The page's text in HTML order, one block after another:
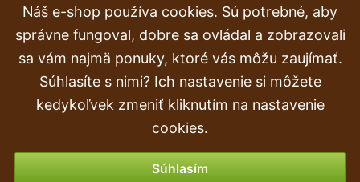
Reklamácia
Doprava a doručenie
Objednávka
Vrátenie tovaru & vrátenie peňazí
Náš e-shop používa cookies. Sú potrebné, aby
správne fungoval, dobre sa ovládal a zobrazovali
sa vám najmä ponuky, ktoré vás môžu zaujímať.
Súhlasíte s nimi? Ich nastavenie si môžete
kedykoľvek zmeniť kliknutím na nastavenie
cookies.
Súhlasím